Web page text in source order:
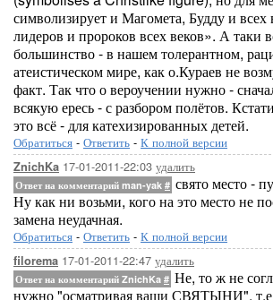
символизирует и Магомета, Будду и
лидеров и пророков всех веков». А таки
большинство - в нашем толерантном,
атеистическом мире, как о.Кураев не
факт. Так что о вероучении нужно -
всякую ересь - с разбором полётов.
это всё - для катехизированных детей.
Обратиться - Ответить - К полной версии
ZnichKa 17-01-2011-22:03 удалить
Ответ на комментарий man-yak # свято место -
Ну как ни возьми, кого на это место не
замена неудачная.
Обратиться - Ответить - К полной версии
filorema 17-01-2011-22:47 удалить
Ответ на комментарий ZnichKa # Не, то ж не
нужно "осматривая ваши СВЯТЫНИ",